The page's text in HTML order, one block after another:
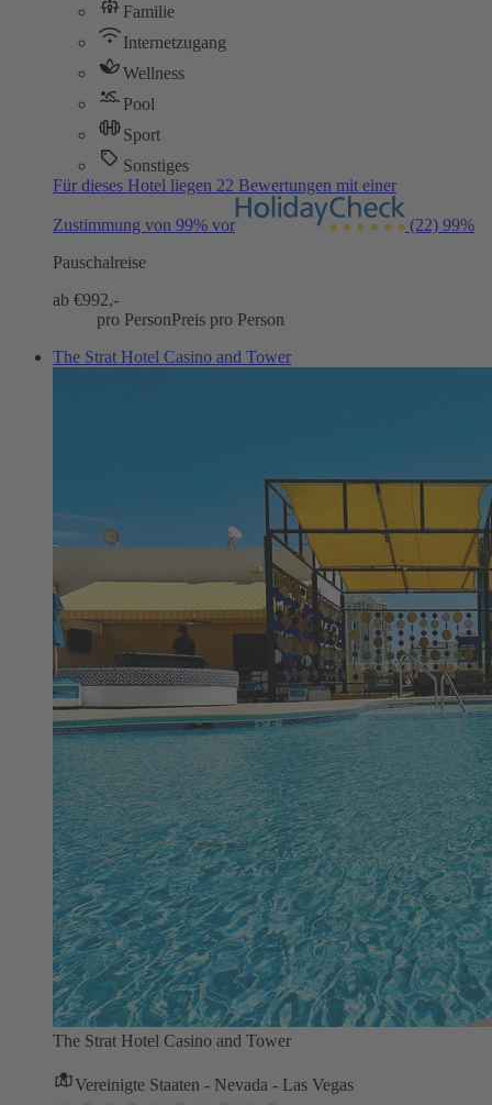
Familie
Internetzugang
Wellness
Pool
Sport
Sonstiges
Für dieses Hotel liegen 22 Bewertungen mit einer
Zustimmung von 99% vor (22) 99%
Pauschalreise
ab €992,-
pro PersonPreis pro Person
The Strat Hotel Casino and Tower
The Strat Hotel Casino and Tower
Vereinigte Staaten - Nevada - Las Vegas